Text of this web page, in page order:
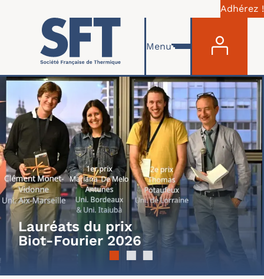
Aller au contenu principal
Adhérez !
Menu
Lauréats du prix
Biot-Fourier 2026